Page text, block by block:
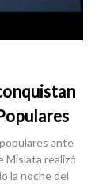
ante
Mislata realizó
la noche del